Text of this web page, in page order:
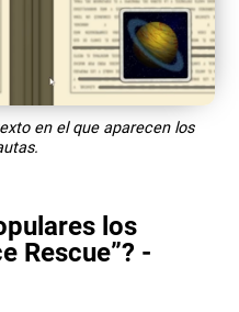
en el que aparecen los
los
Rescue”? -